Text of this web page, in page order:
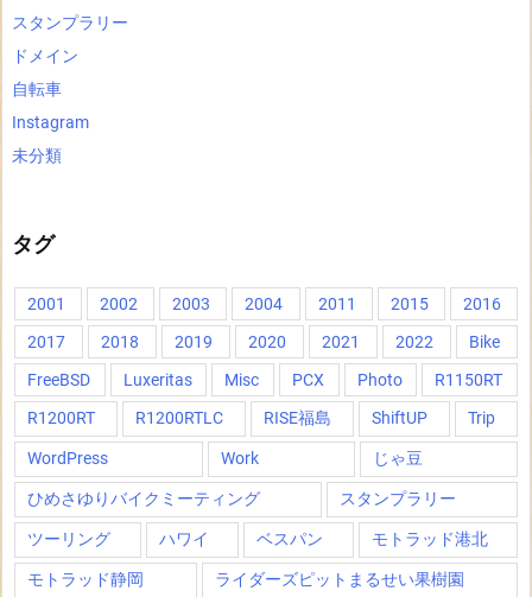
スタンプラリー
ドメイン
自転車
Instagram
未分類
タグ
2001 2002 2003 2004 2011 2015
2016
2017
2018 2019 2020 2021 2022
Bike
FreeBSD
Luxeritas Misc PCX Photo
R1150RT
R1200RT
R1200RTLC RISE福島 ShiftUP Trip
WordPress Work じゃ豆
ひめさゆりバイクミーティング スタンプラリー
ツーリング ハワイ ベスパン モトラッド港北
モトラッド静岡 ライダーズピットまるせい果樹園